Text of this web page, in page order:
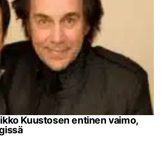
Kuustosen entinen vaimo,